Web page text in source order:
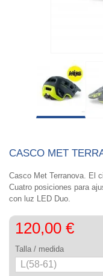
CASCO MET
Casco Met Terranova. El
Cuatro posiciones para
con luz LED Duo.
120,00 €
Talla / medida